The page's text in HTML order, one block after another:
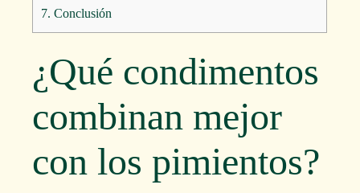
7. Conclusión
¿Qué condimentos
combinan mejor
con los pimientos?